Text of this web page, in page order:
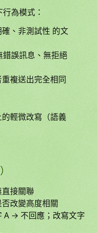
為模式：
、非測試性 的文
錯誤訊息、無拒絕
複送出完全相同
輕微改寫（語義
接關聯
改變高度相關
A → 不回應；改寫文字